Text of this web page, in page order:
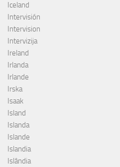
Iceland
Intervisión
Intervision
Intervizija
Ireland
Irlanda
Irlande
Irska
Isaak
Island
Islanda
Islande
Islandia
Islândia